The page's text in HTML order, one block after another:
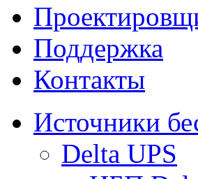
Поддержка
Контакты
Источники
Delta UPS